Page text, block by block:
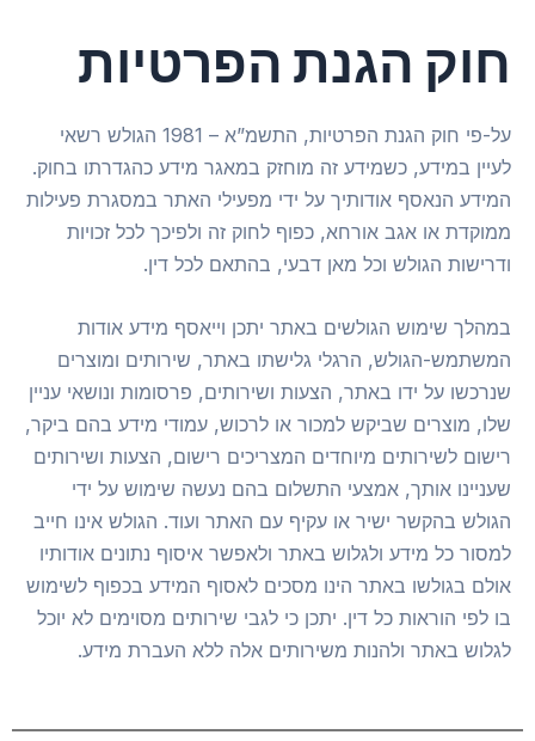
חוק הגנת הפרטיות
על-פי חוק הגנת הפרטיות, התשמ”א – 1981 הגולש רשאי
לעיין במידע, כשמידע זה מוחזק במאגר מידע כהגדרתו בחוק.
המידע הנאסף אודותיך על ידי מפעילי האתר במסגרת פעילות
ממוקדת או אגב אורחא, כפוף לחוק זה ולפיכך לכל זכויות
ודרישות הגולש וכל מאן דבעי, בהתאם לכל דין.
במהלך שימוש הגולשים באתר יתכן וייאסף מידע אודות
המשתמש-הגולש, הרגלי גלישתו באתר, שירותים ומוצרים
שנרכשו על ידו באתר, הצעות ושירותים, פרסומות ונושאי עניין
שלו, מוצרים שביקש למכור או לרכוש, עמודי מידע בהם ביקר,
רישום לשירותים מיוחדים המצריכים רישום, הצעות ושירותים
שעניינו אותך, אמצעי התשלום בהם נעשה שימוש על ידי
הגולש בהקשר ישיר או עקיף עם האתר ועוד. הגולש אינו חייב
למסור כל מידע ולגלוש באתר ולאפשר איסוף נתונים אודותיו
אולם בגולשו באתר הינו מסכים לאסוף המידע בכפוף לשימוש
בו לפי הוראות כל דין. יתכן כי לגבי שירותים מסוימים לא יוכל
לגלוש באתר ולהנות משירותים אלה ללא העברת מידע.